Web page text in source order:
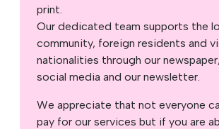
print.
Our dedicated team supports the
community, foreign residents and
nationalities through our
social media and our newsletter.
We appreciate that not everyone
pay for our services but if you are